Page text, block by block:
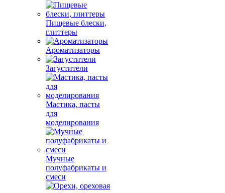
Пищевые блески,
глиттеры
Ароматизаторы
Загустители
Мастика, пасты
для
моделирования
Мучные
полуфабрикаты и
смеси